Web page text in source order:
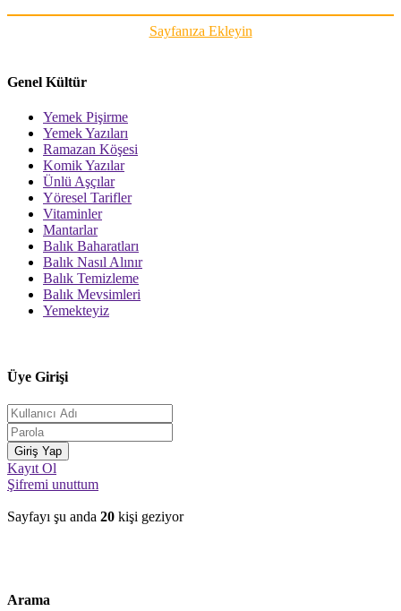
Sayfanıza Ekleyin
Genel Kültür
Yemek Pişirme
Yemek Yazıları
Ramazan Köşesi
Komik Yazılar
Ünlü Aşçılar
Yöresel Tarifler
Vitaminler
Mantarlar
Balık Baharatları
Balık Nasıl Alınır
Balık Temizleme
Balık Mevsimleri
Yemekteyiz
Üye Girişi
Kayıt Ol
Şifremi unuttum
Sayfayı şu anda 20 kişi geziyor
Arama